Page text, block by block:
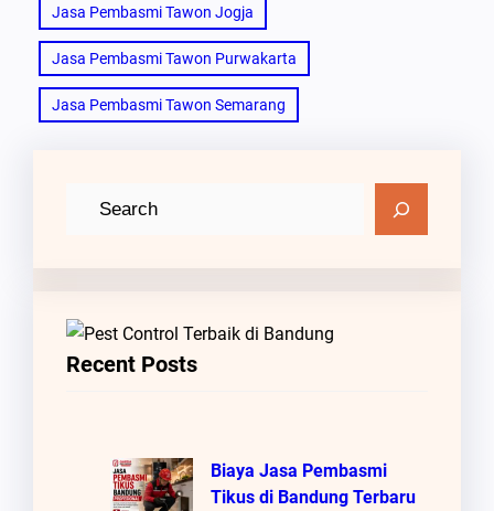
Jasa Pembasmi Tawon Jogja
Jasa Pembasmi Tawon Purwakarta
Jasa Pembasmi Tawon Semarang
Recent Posts
Biaya Jasa Pembasmi
Tikus di Bandung Terbaru